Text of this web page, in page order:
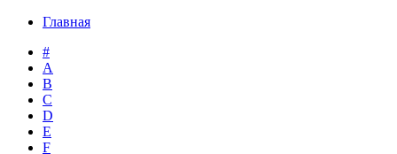
Главная
#
A
B
C
D
E
F